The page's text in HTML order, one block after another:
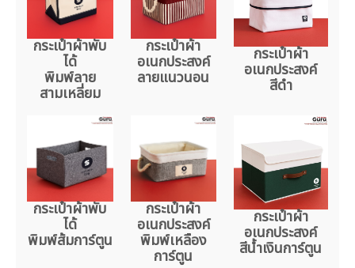
กระเป๋าผ้าพับ
ได้
พิมพ์ลาย
สามเหลี่ยม
กระเป๋าผ้า
อเนกประสงค์
ลายแนวนอน
กระเป๋าผ้า
อเนกประสงค์
สีดำ
กระเป๋าผ้าพับ
ได้
พิมพ์ส้มการ์ตูน
กระเป๋าผ้า
อเนกประสงค์
พิมพ์เหลือง
การ์ตูน
กระเป๋าผ้า
อเนกประสงค์
สีน้ำเงินการ์ตูน